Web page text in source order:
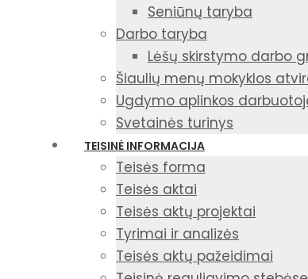
Seniūnų taryba
Darbo taryba
Lėšų skirstymo darbo
Šiaulių menų mokyklos
Ugdymo aplinkos
Svetainės turinys
TEISINĖ INFORMACIJA
Teisės forma
Teisės aktai
Teisės aktų projektai
Tyrimai ir analizės
Teisės aktų pažeidimai